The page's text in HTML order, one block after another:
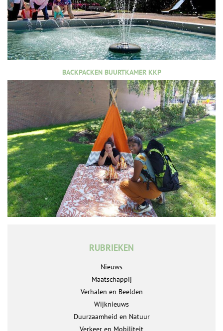
BACKPACKEN BUURTKAMER KKP
RUBRIEKEN
Nieuws
Maatschappij
Verhalen en Beelden
Wijknieuws
Duurzaamheid en Natuur